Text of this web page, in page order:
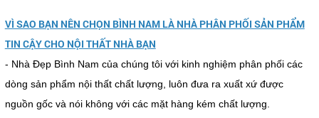
VÌ SAO BẠN NÊN CHỌN BÌNH NAM LÀ NHÀ PHÂN PHỐI SẢN PHẨM
TIN CẬY CHO NỘI THẤT NHÀ BẠN
- Nhà Đẹp Bình Nam của chúng tôi với kinh nghiệm phân phối các
dòng sản phẩm nội thất chất lượng, luôn đưa ra xuất xứ được
nguồn gốc và nói không với các mặt hàng kém chất lượng.